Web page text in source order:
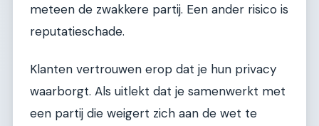
meteen de zwakkere partij. Een ander risico is
reputatieschade.
Klanten vertrouwen erop dat je hun privacy
waarborgt. Als uitlekt dat je samenwerkt met
een partij die weigert zich aan de wet te